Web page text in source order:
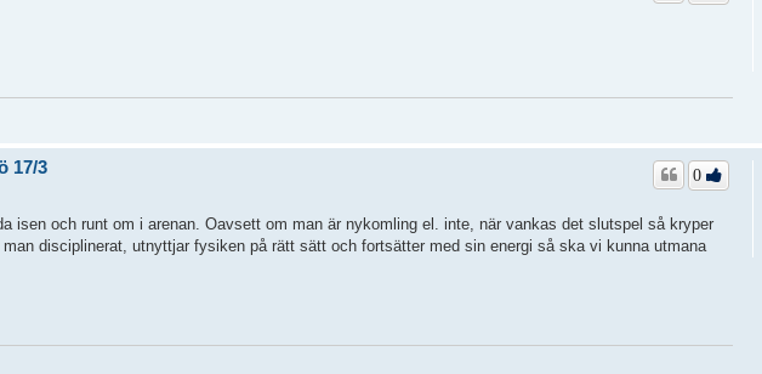
17/3 0
isen och runt om i arenan. Oavsett om man är nykomling el. inte, när vankas det slutspel så kryper
disciplinerat, utnyttjar fysiken på rätt sätt och fortsätter med sin energi så ska vi kunna utmana